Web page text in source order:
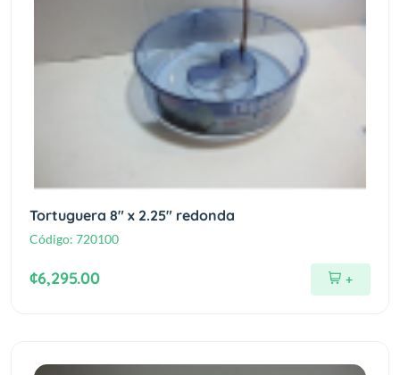
Tortuguera 8" x 2.25" redonda
Código: 720100
¢6,295.00 +